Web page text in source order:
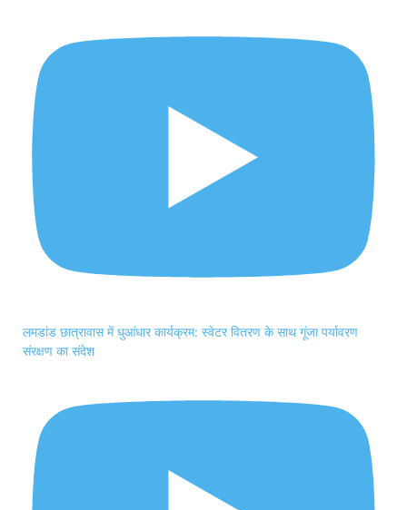
लमडांड छात्रावास में धुआंधार कार्यक्रम: स्वेटर वितरण के साथ गूंजा पर्यावरण
संरक्षण का संदेश